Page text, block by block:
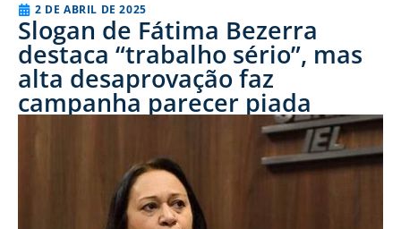
2 DE ABRIL DE 2025
Slogan de Fátima Bezerra
destaca “trabalho sério”, mas
alta desaprovação faz
campanha parecer piada